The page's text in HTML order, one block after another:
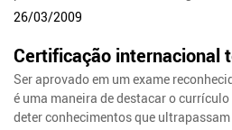
26/03/2009
Certificação internacional
Ser aprovado em um exame
é uma maneira de destacar o
deter conhecimentos que